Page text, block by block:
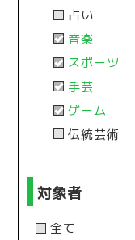
占い
音楽
スポーツ
手芸
ゲーム
伝統芸術
対象者
全て